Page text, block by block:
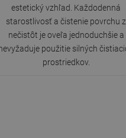
estetický vzhľad. Každodenná
starostlivosť a čistenie povrchu z
nečistôt je oveľa jednoduchšie a
použitie silných
prostriedkov.